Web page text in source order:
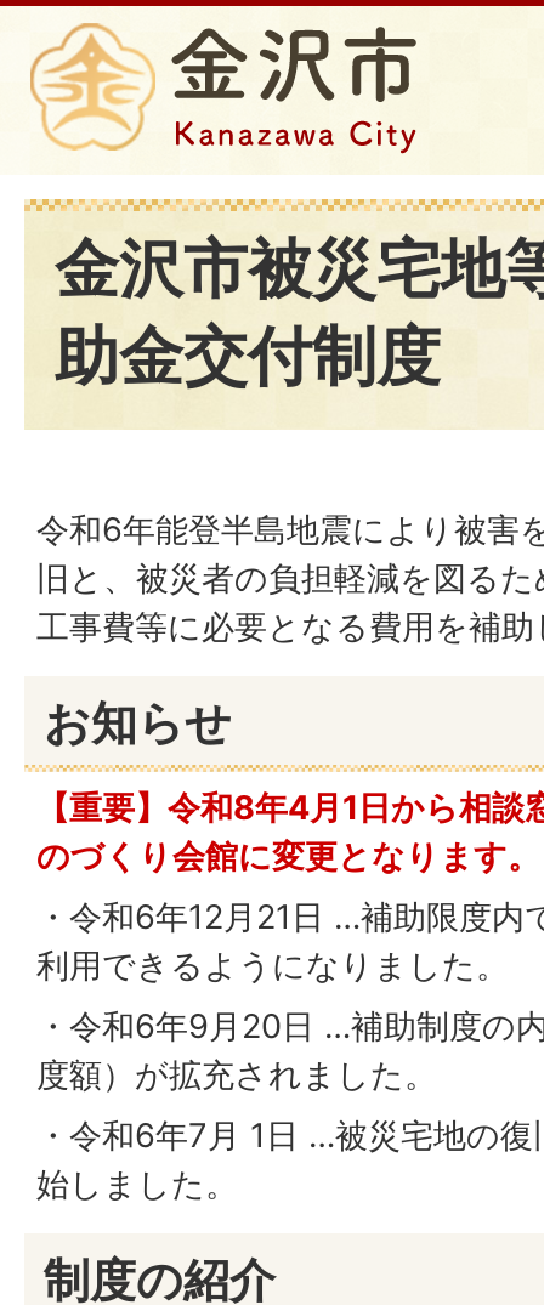
金沢市被災宅地
助金交付制度
令和6年能登半島地震により被害
旧と、被災者の負担軽減を図る
工事費等に必要となる費用を補
お知らせ
【重要】令和8年4月1日から相
のづくり会館に変更となります。
・令和6年12月21日 …補助限度
利用できるようになりました。
・令和6年9月20日 …補助制度の
度額）が拡充されました。
・令和6年7月 1日 …被災宅地の
始しました。
制度の紹介